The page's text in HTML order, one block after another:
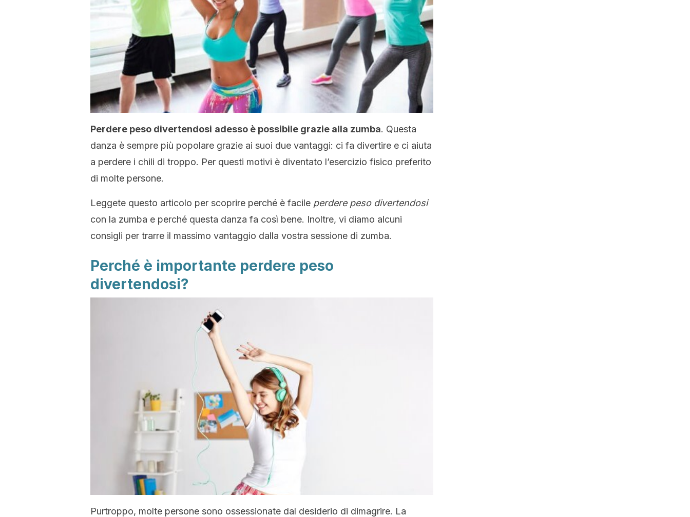
Perdere peso divertendosi adesso è possibile grazie alla zumba. Questa
danza è sempre più popolare grazie ai suoi due vantaggi: ci fa divertire e ci aiuta
a perdere i chili di troppo. Per questi motivi è diventato l’esercizio fisico preferito
di molte persone.
Leggete questo articolo per scoprire perché è facile perdere peso divertendosi
con la zumba e perché questa danza fa così bene. Inoltre, vi diamo alcuni
consigli per trarre il massimo vantaggio dalla vostra sessione di zumba.
Perché è importante perdere peso
divertendosi?
Purtroppo, molte persone sono ossessionate dal desiderio di dimagrire. La